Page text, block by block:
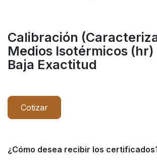
Calibración
Medios Isotérmicos (hr)
Baja Exactitud
Cotizar
¿Cómo desea recibir los